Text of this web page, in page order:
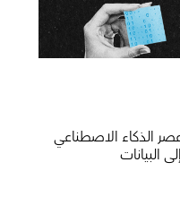
الذكاء الاصطناعي
البيانات